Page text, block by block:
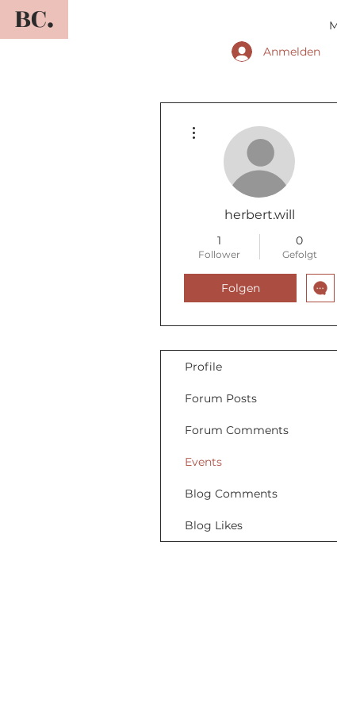
BC.
Anmelden
herbert.will
1
Follower
0
Gefolgt
Folgen
Profile
Forum Posts
Forum Comments
Events
Blog Comments
Blog Likes